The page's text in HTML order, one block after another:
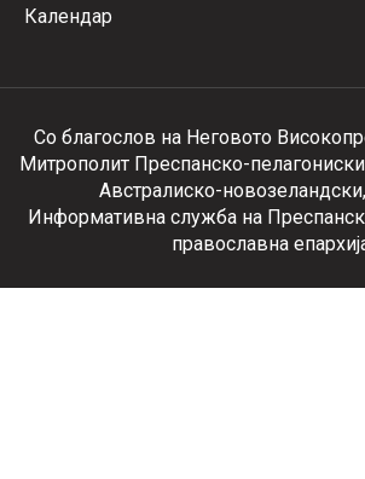
Календар
Со благослов на Неговото
Митрополит Преспанско-
Австралиско-
Информативна служба на
православна